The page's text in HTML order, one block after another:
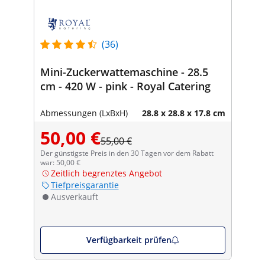
(36)
Mini-Zuckerwattemaschine - 28.5
cm - 420 W - pink - Royal Catering
Abmessungen (LxBxH) 28.8 x 28.8 x 17.8 cm
50,00 €55,00 €
Der günstigste Preis in den 30 Tagen vor dem Rabatt
war: 50,00 €
Zeitlich begrenztes Angebot
Tiefpreisgarantie
Ausverkauft
Verfügbarkeit prüfen